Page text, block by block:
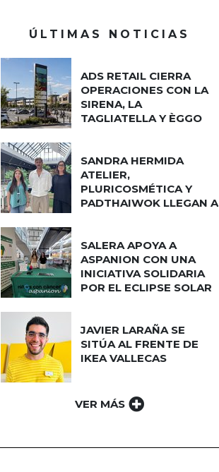
ÚLTIMAS NOTICIAS
ADS RETAIL CIERRA
OPERACIONES CON LA
SIRENA, LA
TAGLIATELLA Y ÈGGO
SANDRA HERMIDA
ATELIER,
PLURICOSMÉTICA Y
PADTHAIWOK LLEGAN A
SALERA APOYA A
ASPANION CON UNA
INICIATIVA SOLIDARIA
POR EL ECLIPSE SOLAR
JAVIER LARAÑA SE
SITÚA AL FRENTE DE
IKEA VALLECAS
VER MÁS